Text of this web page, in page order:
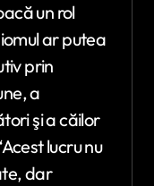
un rol
ar putea
prin
a
şi a căilor
lucru nu
dar